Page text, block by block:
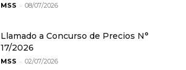
MSS - 08/07/2026
Llamado a Concurso de Precios N°
17/2026
MSS - 02/07/2026